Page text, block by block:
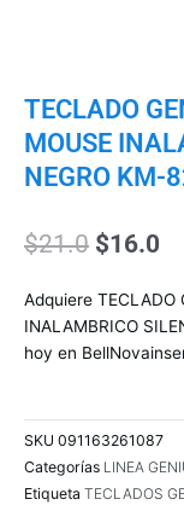
TECLADO
MOUSE
NEGRO KM-
$21.0 El
original
era:
$21.0.
$16.0
Adquiere TECLADO
INALAMBRICO
hoy en
SKU 091163261087
Categorías LINEA
Etiqueta TECLADOS